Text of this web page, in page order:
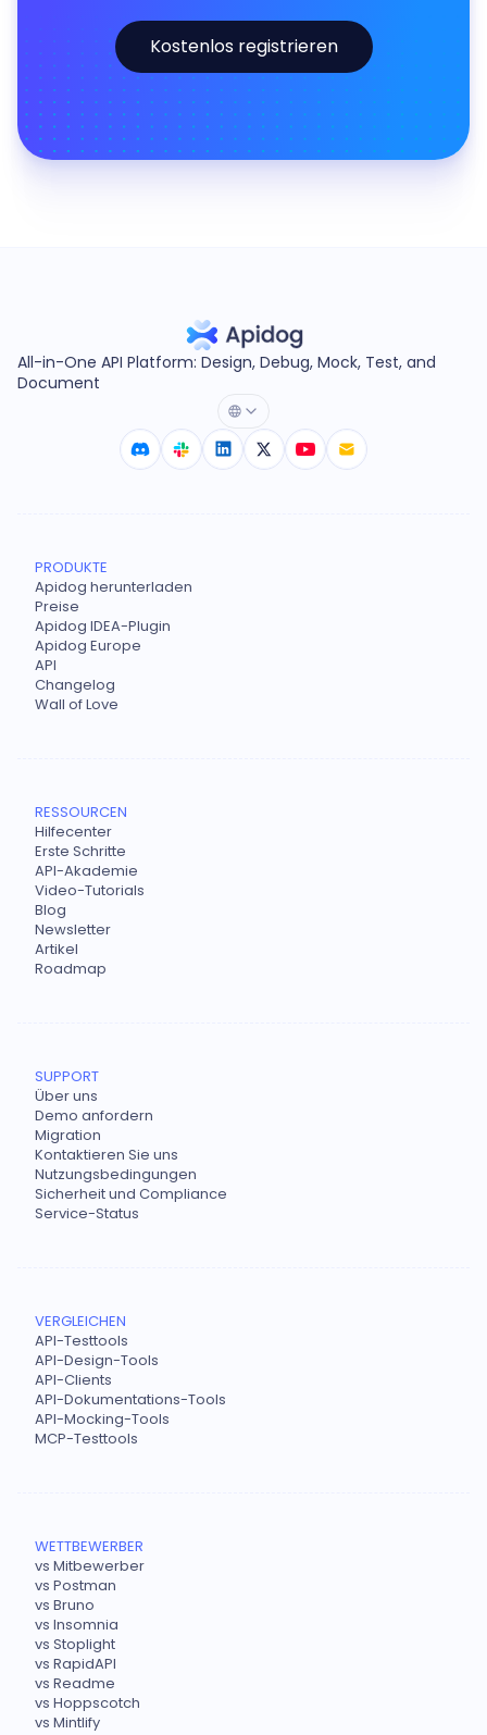
Kostenlos registrieren
All-in-One API Platform: Design, Debug, Mock, Test, and
Document
PRODUKTE
Apidog herunterladen
Preise
Apidog IDEA-Plugin
Apidog Europe
API
Changelog
Wall of Love
RESSOURCEN
Hilfecenter
Erste Schritte
API-Akademie
Video-Tutorials
Blog
Newsletter
Artikel
Roadmap
SUPPORT
Über uns
Demo anfordern
Migration
Kontaktieren Sie uns
Nutzungsbedingungen
Sicherheit und Compliance
Service-Status
VERGLEICHEN
API-Testtools
API-Design-Tools
API-Clients
API-Dokumentations-Tools
API-Mocking-Tools
MCP-Testtools
WETTBEWERBER
vs Mitbewerber
vs Postman
vs Bruno
vs Insomnia
vs Stoplight
vs RapidAPI
vs Readme
vs Hoppscotch
vs Mintlify